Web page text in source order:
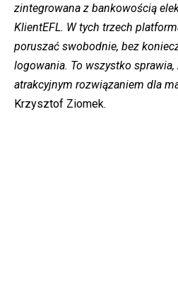
zintegrowana z bankowością
KlientEFL. W tych trzech
poruszać swobodnie, bez
logowania. To wszystko
atrakcyjnym rozwiązaniem dla
Krzysztof Ziomek.